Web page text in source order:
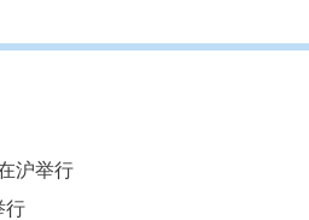
沪举行
行